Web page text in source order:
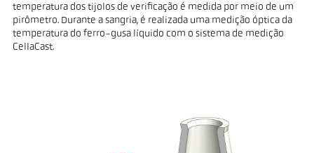
temperatura dos tijolos de verificação é medida por meio de um
pirômetro. Durante a sangria, é realizada uma medição óptica da
temperatura do ferro-gusa líquido com o sistema de medição
CellaCast.